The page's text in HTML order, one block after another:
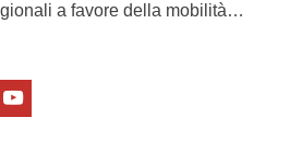
a favore della mobilità…
Youtube